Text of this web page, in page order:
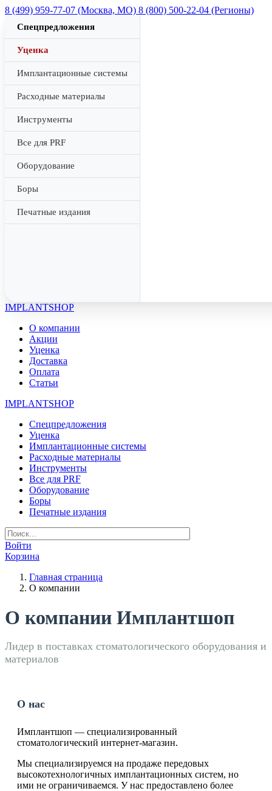
8 (499) 959-77-07 (Москва, МО) 8 (800) 500-22-04 (Регионы)
Спецпредложения
Уценка
Имплантационные системы
Расходные материалы
Инструменты
Все для PRF
Оборудование
Боры
Печатные издания
IMPLANTSHOP
О компании
Акции
Уценка
Доставка
Оплата
Статьи
IMPLANTSHOP
Спецпредложения
Уценка
Имплантационные системы
Расходные материалы
Инструменты
Все для PRF
Оборудование
Боры
Печатные издания
Войти
Корзина
Главная страница
О компании
О компании Имплантшоп
Лидер в поставках стоматологического оборудования и
материалов
О нас
Имплантшоп — специализированный
стоматологический интернет-магазин.
Мы специализируемся на продаже передовых
высокотехнологичных имплантационных систем, но
ими не ограничиваемся. У нас предоставлено более